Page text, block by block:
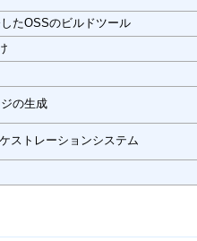
たOSSのビルドツール
の生成
ストレーションシステム